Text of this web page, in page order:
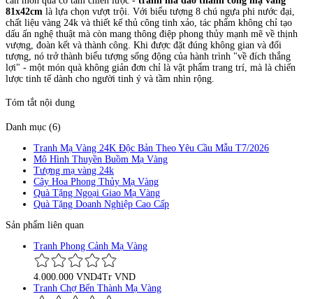
81x42cm là lựa chọn vượt trội. Với biểu tượng 8 chú ngựa phi nước đại,
chất liệu vàng 24k và thiết kế thủ công tinh xảo, tác phẩm không chỉ tạo
dấu ấn nghệ thuật mà còn mang thông điệp phong thủy mạnh mẽ về thịnh
vượng, đoàn kết và thành công. Khi được đặt đúng không gian và đối
tượng, nó trở thành biểu tượng sống động của hành trình "về đích thắng
lợi" - một món quà không giản đơn chỉ là vật phẩm trang trí, mà là chiến
lược tinh tế dành cho người tinh ý và tầm nhìn rộng.
Tóm tắt nội dung
Danh mục (6)
Tranh Mạ Vàng 24K Độc Bản Theo Yêu Cầu Mẫu T7/2026
Mô Hình Thuyền Buồm Mạ Vàng
Tượng mạ vàng 24k
Cây Hoa Phong Thủy Mạ Vàng
Quà Tặng Ngoại Giao Mạ Vàng
Quà Tặng Doanh Nghiệp Cao Cấp
Sản phẩm liên quan
Tranh Phong Cảnh Mạ Vàng
4.000.000 VND4Tr VND
Tranh Chợ Bến Thành Mạ Vàng